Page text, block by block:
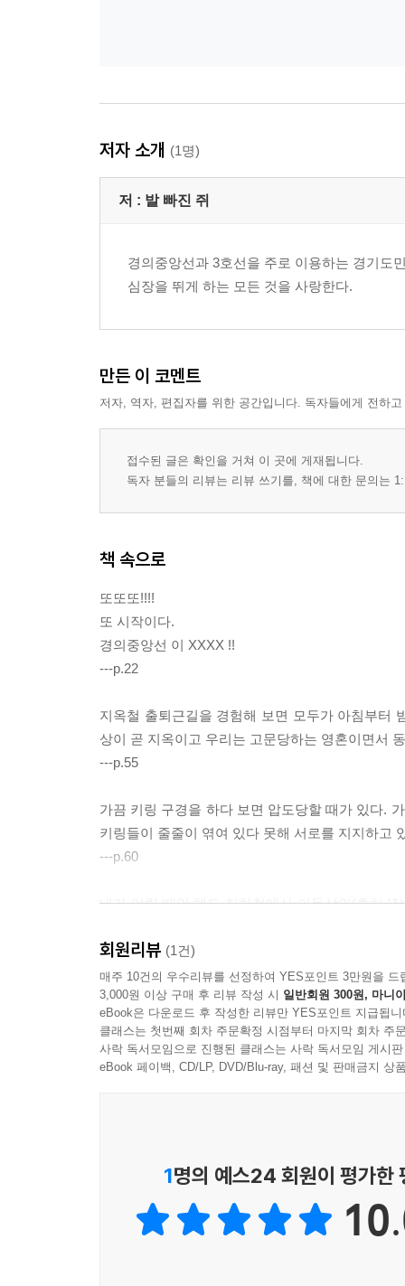
저자 소개 (1명)
저 : 발 빠진 쥐
경의중앙선과 3호선을 주로 이용하는 경기도
심장을 뛰게 하는 모든 것을 사랑한다.
만든 이 코멘트
저자, 역자, 편집자를 위한 공간입니다. 독자들에게 전하
접수된 글은 확인을 거쳐 이 곳에 게재됩니다.
독자 분들의 리뷰는 리뷰 쓰기를, 책에 대한 문의는
책 속으로
또또또!!!!
또 시작이다.
경의중앙선 이 XXXX !!
---p.22
지옥철 출퇴근길을 경험해 보면 모두가 아침부터
상이 곧 지옥이고 우리는 고문당하는 영혼이면서
---p.55
가끔 키링 구경을 하다 보면 압도당할 때가 있다.
키링들이 줄줄이 엮여 있다 못해 서로를 지지하고
---p.60
내가 어릴 때만 해도 지하철에서 이동상인(흔히 ‘
홀린 듯 지폐를 꺼내 무릎 위에 올려두면 이동상
우리 부모님은 절-대로 이동상인의 쇼맨십에 넘어
지지 않는 고무장갑이 단돈 500원인데, 이 기회를
다행인지 아닌지는 모르겠지만, 내가 한 명의 소
---p.77
러브버그는 그 특유의 왕성한 번식력을 바탕으
중앙선에 단체로 탑승해 승객들 위로 포르르 내
회원리뷰 (1건)
매주 10건의 우수리뷰를 선정하여 YES포인트 3만원을 드
3,000원 이상 구매 후 리뷰 작성 시 일반회원 300원, 마니
eBook은 다운로드 후 작성한 리뷰만 YES포인트 지급됩니
클래스는 첫번째 회차 주문확정 시점부터 마지막 회차 주
사락 독서모임으로 진행된 클래스는 사락 독서모임 게시
eBook 페이백, CD/LP, DVD/Blu-ray, 패션 및 판매금지 상
1명의 예스24 회원이 평가한